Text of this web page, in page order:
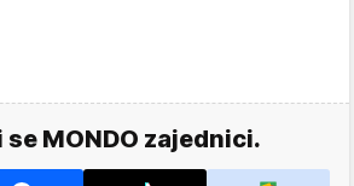
MONDO zajednici.